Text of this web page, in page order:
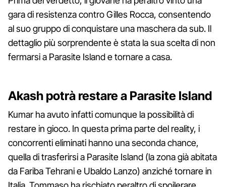
gara di resistenza contro Gilles Rocca, consentendo
al suo gruppo di conquistare una maschera da sub. Il
dettaglio più sorprendente è stata la sua scelta di non
fermarsi a Parasite Island e tornare a casa.
Akash potrà restare a Parasite Island
Kumar ha avuto infatti comunque la possibilità di
restare in gioco. In questa prima parte del reality, i
concorrenti eliminati hanno una seconda chance,
quella di trasferirsi a Parasite Island (la zona già abitata
da Fariba Tehrani e Ubaldo Lanzo) anziché tornare in